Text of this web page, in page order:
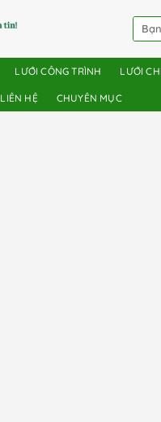
LƯỚI CÔNG TRÌNH LƯỚI
LIÊN HỆ CHUYÊN MỤC